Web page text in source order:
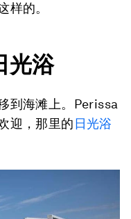
样的。
光浴
到海滩上。Perissa
迎，那里的 日光浴